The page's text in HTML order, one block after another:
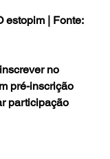
estopim | Fonte:
no
pré-inscrição
participação